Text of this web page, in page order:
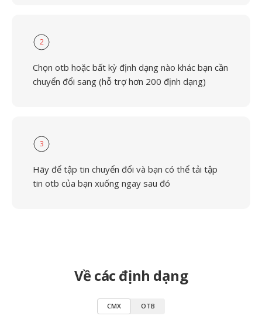
2
Chọn otb hoặc bất kỳ định dạng nào khác bạn cần
chuyển đổi sang (hỗ trợ hơn 200 định dạng)
3
Hãy để tập tin chuyển đổi và bạn có thể tải tập
tin otb của bạn xuống ngay sau đó
Về các định dạng
CMX OTB